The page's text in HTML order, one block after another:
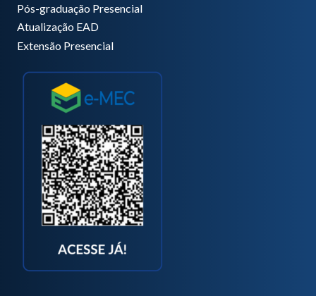
Pós-graduação Presencial
Atualização EAD
Extensão Presencial